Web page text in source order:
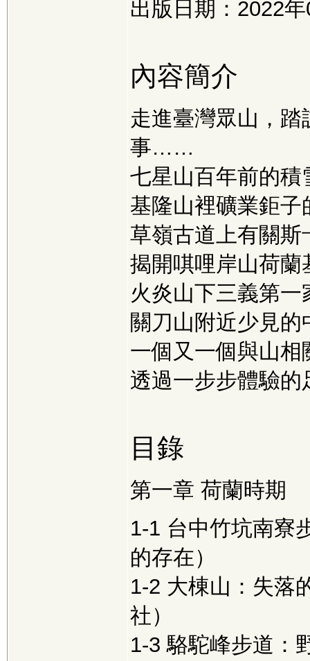
出版日期：2022
內容簡介
走進臺灣眾山，
事……
七星山百年前的積
基隆山裡礦業鉅子
草嶺古道上有關
揭開唭哩岸山荷蘭
火炎山下三義第
關刀山附近少見
一個又一個與山相
透過一步步體驗
目錄
第一章 荷蘭時期
1-1 台中竹坑南寮
的存在）
1-2 大棟山：失落
社）
1-3 駱駝峰步道：